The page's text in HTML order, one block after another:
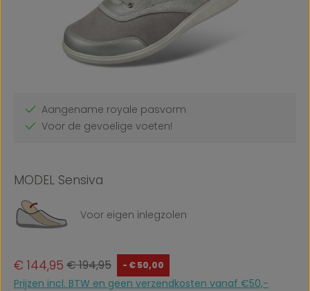
Aangename royale pasvorm
Voor de gevoelige voeten!
MODEL Sensiva
Voor eigen inlegzolen
Verkoopprijs:
€ 144,95 Normale prijs:
€ 194,95 - € 50,00
Prijzen incl. BTW en geen verzendkosten vanaf €50,-